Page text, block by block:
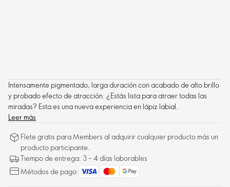
Intensamente pigmentado, larga duración con acabado de alto brillo
y probado efecto de atracción. ¿Estás lista para atraer todas las
miradas? Esta es una nueva experiencia en lápiz labial.
Leer más
Flete gratis para Members al adquirir cualquier producto más un
producto participante.
Tiempo de entrega: 3 – 4 días laborables
Métodos de pago: